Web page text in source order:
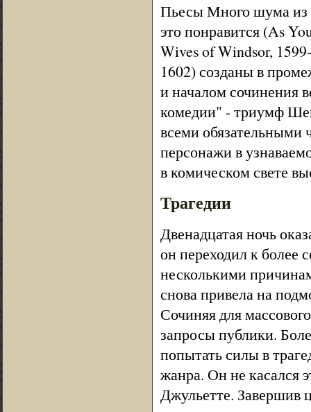
Пьесы Много шума из
это понравится (As
Wives of Windsor,
1602) созданы в
и началом сочинения
комедии" - триумф
всеми обязательными
персонажи в
в комическом свете
Трагедии
Двенадцатая ночь
он переходил к более
несколькими
снова привела на
Сочиняя для
запросы публики.
попытать силы в
жанра. Он не касался
Джульетте. Завершив